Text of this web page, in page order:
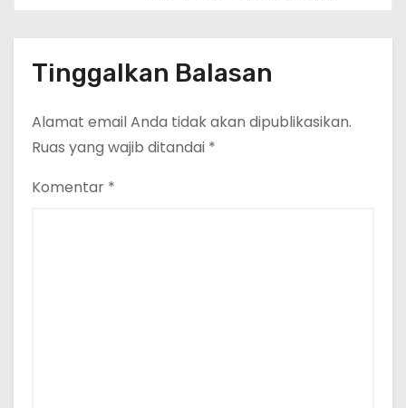
Tinggalkan Balasan
Alamat email Anda tidak akan dipublikasikan.
Ruas yang wajib ditandai *
Komentar *